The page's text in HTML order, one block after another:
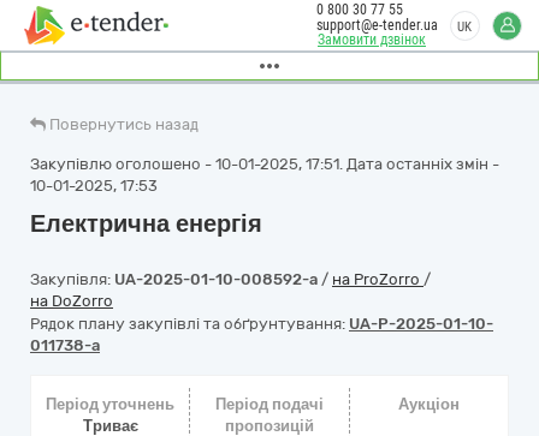
Замовити дзвінок
0 800 30 77 55
support@e-tender.ua
UK
Повернутись назад
Закупівлю оголошено - 10-01-2025, 17:51. Дата останніх змін -
10-01-2025, 17:53
Електрична енергія
Закупівля: UA-2025-01-10-008592-a / на ProZorro /
на DoZorro
Рядок плану закупівлі та обґрунтування: UA-P-2025-01-10-
011738-a
Період уточнень
Триває
Період подачі
пропозицій
Аукціон